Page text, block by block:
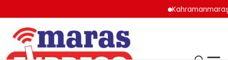
Kahramanmaraş’ta